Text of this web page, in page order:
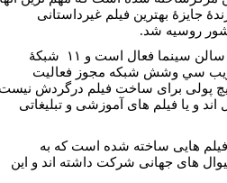
جايزۀ بهترين فيلم غيرداستانى
روسيه شد.
در مجموع در افغانستان هم اكنون ١٧ سالن سينما فعال است و ١١ شبكۀ
قريب سي وشش شبكه مجوز فعاليت
هيچ پولی برای ساخت فیلم درگردش
و يا فیلم های آموزشی و تبليغاتی
فیلم هایی ساخته شده است كه به
های جهانی شركت داشته اند و اين